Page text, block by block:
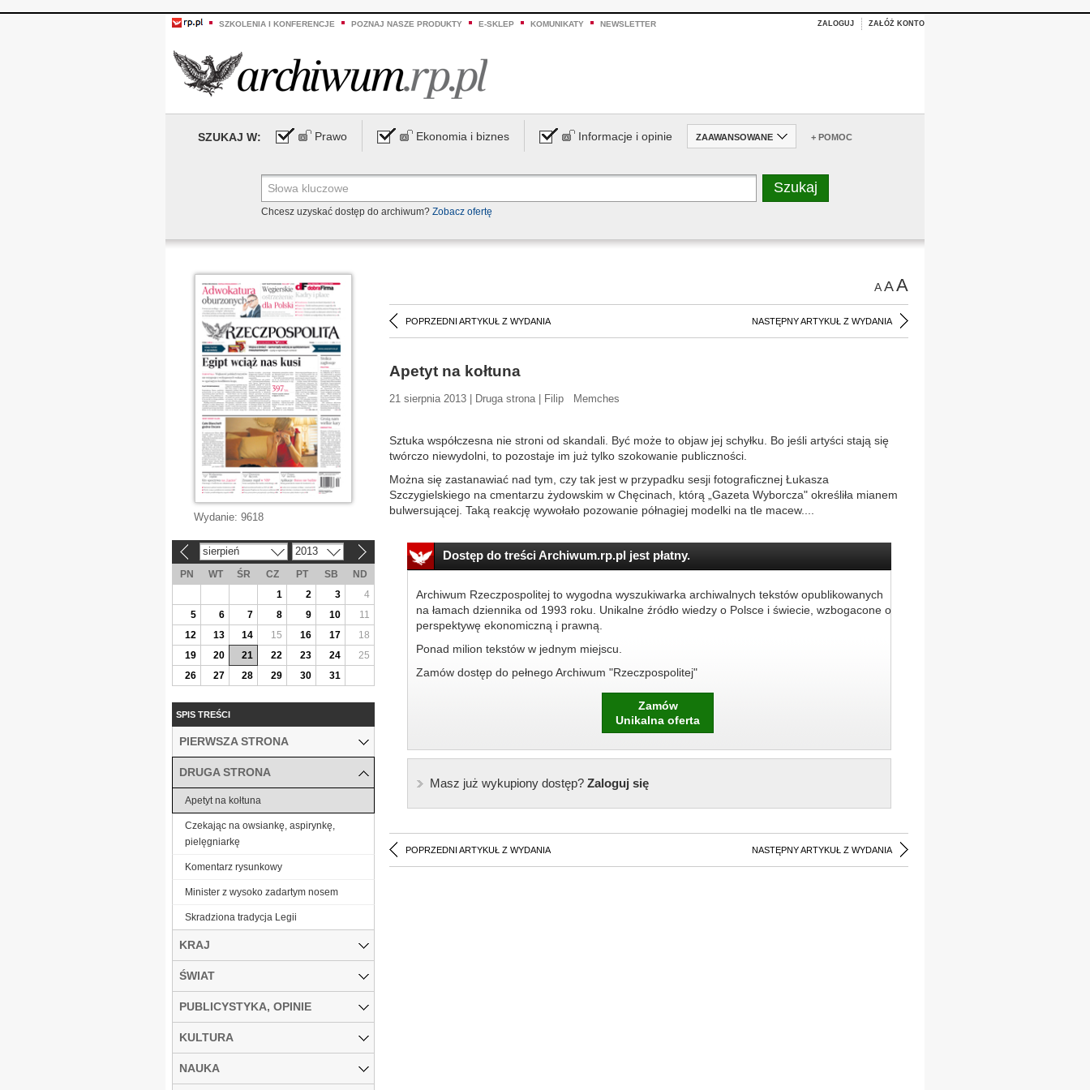
SZKOLENIA I KONFERENCJE POZNAJ NASZE PRODUKTY E-SKLEP KOMUNIKATY NEWSLETTER ZALOGUJ ZAŁÓŻ KONTO
SZUKAJ W: Prawo Ekonomia i biznes Informacje i opinie ZAAWANSOWANE + POMOC
Chcesz uzyskać dostęp do archiwum? Zobacz ofertę
AAA
POPRZEDNI ARTYKUŁ Z WYDANIA NASTĘPNY ARTYKUŁ Z WYDANIA
Apetyt na kołtuna
21 sierpnia 2013 | Druga strona | Filip Memches
Sztuka współczesna nie stroni od skandali. Być może to objaw jej schyłku. Bo jeśli artyści stają się
twórczo niewydolni, to pozostaje im już tylko szokowanie publiczności.
Można się zastanawiać nad tym, czy tak jest w przypadku sesji fotograficznej Łukasza
Szczygielskiego na cmentarzu żydowskim w Chęcinach, którą „Gazeta Wyborcza" określiła mianem
bulwersującej. Taką reakcję wywołało pozowanie półnagiej modelki na tle macew....
Dostęp do treści Archiwum.rp.pl jest płatny.
Archiwum Rzeczpospolitej to wygodna wyszukiwarka archiwalnych tekstów opublikowanych
na łamach dziennika od 1993 roku. Unikalne źródło wiedzy o Polsce i świecie, wzbogacone o
perspektywę ekonomiczną i prawną.
Ponad milion tekstów w jednym miejscu.
Zamów dostęp do pełnego Archiwum "Rzeczpospolitej"
Zamów
Unikalna oferta
Masz już wykupiony dostęp?Zaloguj się
POPRZEDNI ARTYKUŁ Z WYDANIA NASTĘPNY ARTYKUŁ Z WYDANIA
Wydanie: 9618
sierpień 2013
PN WT ŚR CZ PT SB
ND
1
2 3
4
5
6 7 8 9 10
11
12
13 14 15 16 17
18
19
20 21 22 23 24
25
26
27 28 29 30 31
SPIS TREŚCI
PIERWSZA STRONA
DRUGA STRONA
Apetyt na kołtuna
Czekając na owsiankę, aspirynkę,
pielęgniarkę
Komentarz rysunkowy
Minister z wysoko zadartym nosem
Skradziona tradycja Legii
KRAJ
ŚWIAT
PUBLICYSTYKA, OPINIE
KULTURA
NAUKA